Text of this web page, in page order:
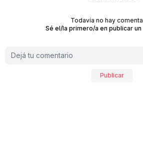
Todavía no hay
Sé el/la primero/a en publicar
Publicar